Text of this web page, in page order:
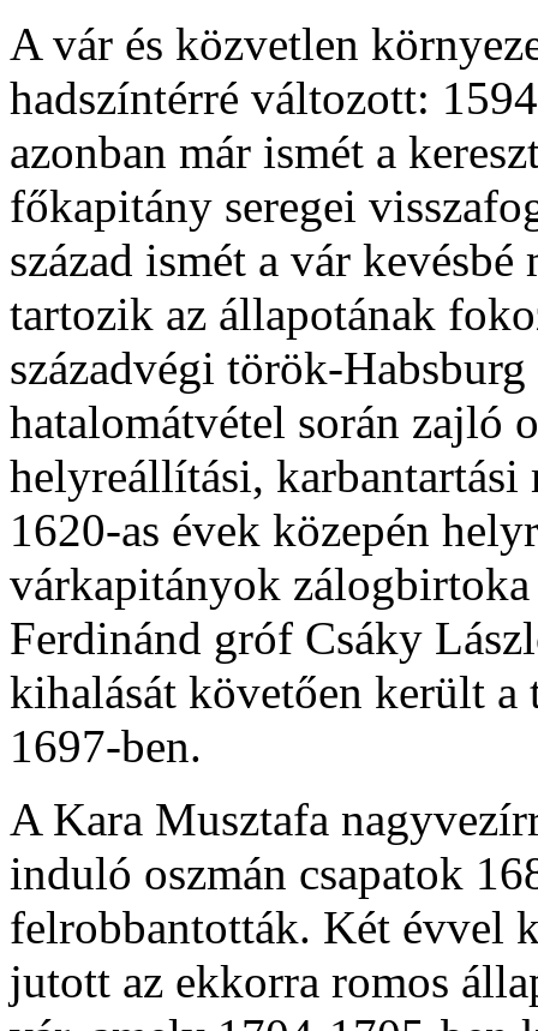
A vár és közvetlen
hadszíntérré változott:
azonban már ismét a
főkapitány seregei
század ismét a vár
tartozik az állapotának
századvégi török-
hatalomátvétel során zajló
helyreállítási,
1620-as évek közepén
várkapitányok
Ferdinánd gróf Csáky
kihalását követően került
1697-ben.
A Kara Musztafa
induló oszmán csapatok
felrobbantották. Két évvel
jutott az ekkorra romos